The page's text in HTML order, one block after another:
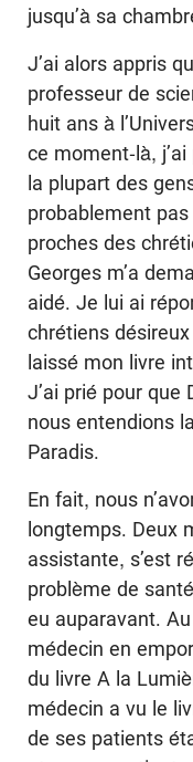
jusqu’à sa
J’ai alors appris
professeur de
huit ans à
ce moment-là,
la plupart des
probablement
proches des
Georges m’a
aidé. Je lui ai
chrétiens
laissé mon livre
J’ai prié pour que
nous entendions
Paradis.
En fait, nous
longtemps. Deux
assistante, s’est
problème de
eu auparavant.
médecin en
du livre A la
médecin a vu le
de ses patients